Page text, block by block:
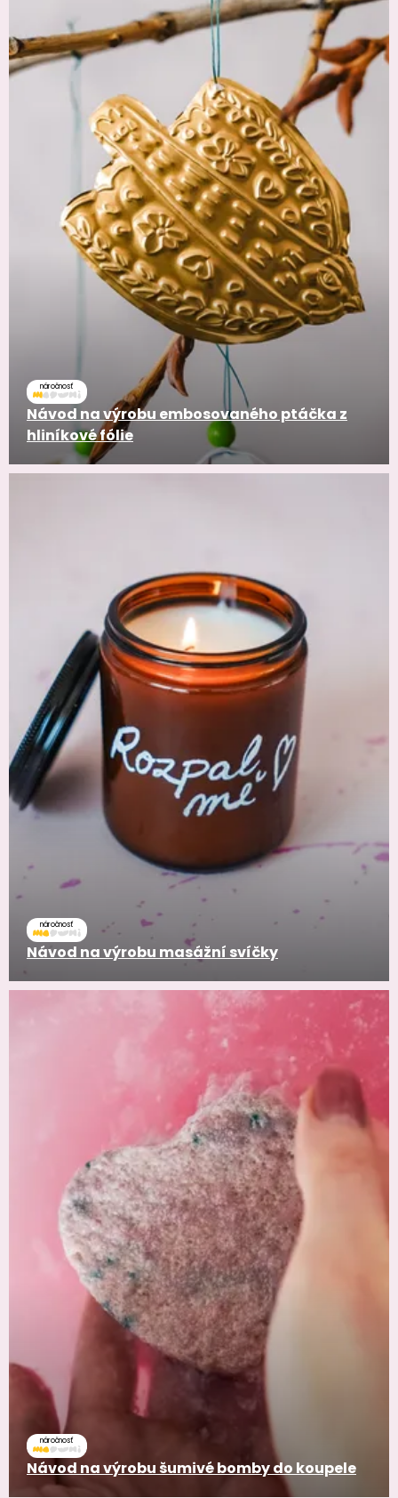
náročnosť
Návod na výrobu embosovaného ptáčka z
hliníkové fólie
náročnosť
Návod na výrobu masážní svíčky
náročnosť
Návod na výrobu šumivé bomby do koupele